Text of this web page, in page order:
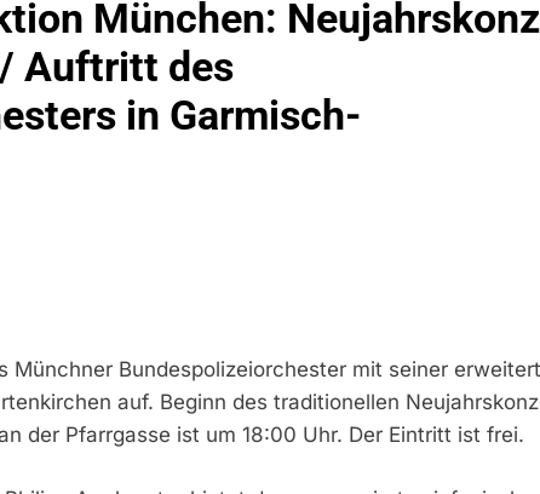
München: Bundespolizei Kontrolliert
2026
München: Schneller Festgenommen Als
Gesuchten Ungarn Mit Auslieferungshaftbefehl Fest
München: Ausgesetzte Katze Am
R: Zoll Deckt Auf: Schrotthändler Erschleicht Rund 45.000
2026
Vollstreckt Europäischen Auslieferungshaftbefehl
2026
München: Update Zu Den
München: Beinahekollision An
München:
Auftritt des
in Garmisch-
Münchner Bundespolizeiorchester mit seiner
auf. Beginn des traditionellen
der Pfarrgasse ist um 18:00 Uhr. Der Eintritt ist frei.